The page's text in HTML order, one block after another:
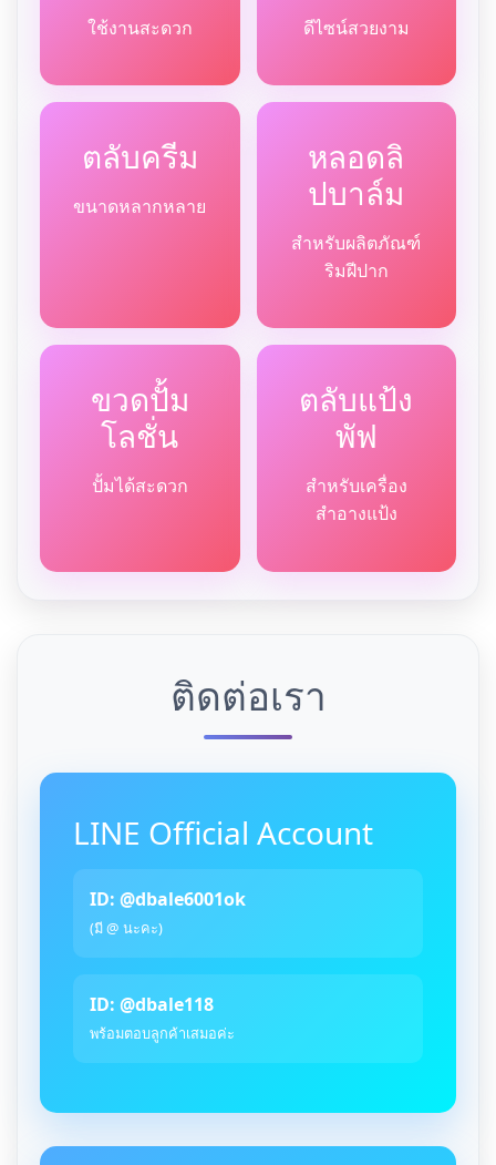
ใช้งานสะดวก ดีไซน์สวยงาม
ตลับครีม
ขนาดหลากหลาย
หลอดลิ
ปบาล์ม
สำหรับผลิตภัณฑ์
ริมฝีปาก
ขวดปั้ม
โลชั่น
ปั้มได้สะดวก
ตลับแป้ง
พัฟ
สำหรับเครื่อง
สำอางแป้ง
ติดต่อเรา
LINE Official Account
ID: @dbale6001ok
(มี @ นะคะ)
ID: @dbale118
พร้อมตอบลูกค้าเสมอค่ะ